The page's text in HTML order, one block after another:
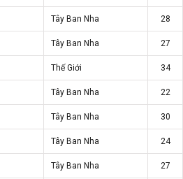
Tây Ban Nha 28
Tây Ban Nha 27
Thế Giới 34
Tây Ban Nha 22
Tây Ban Nha 30
Tây Ban Nha 24
Tây Ban Nha 27